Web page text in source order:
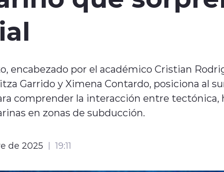
encabezado por el académico Cristian
Garrido y Ximena Contardo, posiciona al
comprender la interacción entre tectónica,
en zonas de subducción.
de 2025 19:11